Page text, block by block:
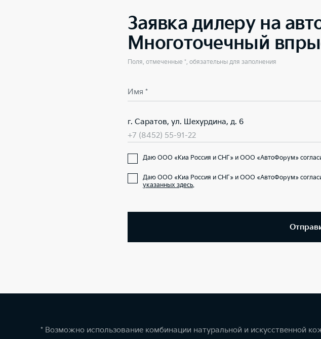
Заявка дилеру на
Многоточечный
Поля, отмеченные *, обязательны для заполнения
Имя *
г. Саратов, ул. Шехурдина, д. 6
+7 (8452) 55-91-22
Даю ООО «Киа Россия и СНГ» и ООО «АвтоФорум»
Даю ООО «Киа Россия и СНГ» и ООО «АвтоФорум»
указанных здесь.
* Возможно использование комбинации натуральной и искусственной